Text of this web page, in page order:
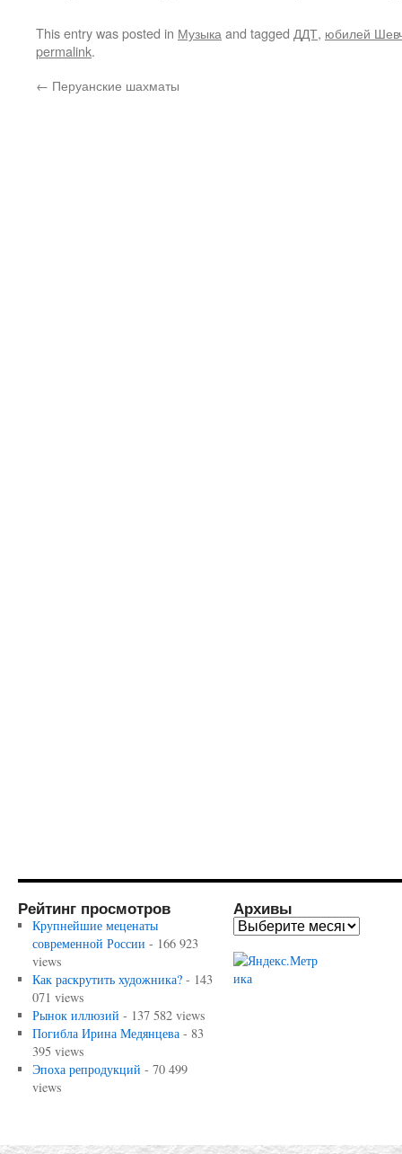
This entry was posted in Музыка and tagged ДДТ, юбилей
permalink.
← Перуанские шахматы
Рейтинг просмотров
Крупнейшие меценаты
современной России - 166 923
views
Как раскрутить художника?- 143
071 views
Рынок иллюзий - 137 582 views
Погибла Ирина Медянцева- 83
395 views
Эпоха репродукций - 70 499
views
Архивы